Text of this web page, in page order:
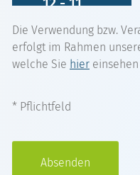
Die Verwendung bzw.
erfolgt im Rahmen
welche Sie hier
* Pflichtfeld